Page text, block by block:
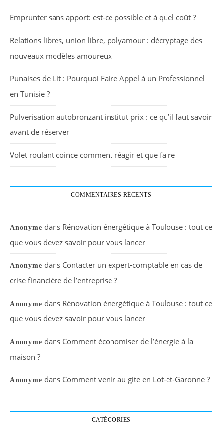
Emprunter sans apport: est-ce possible et à quel coût ?
Relations libres, union libre, polyamour : décryptage des
nouveaux modèles amoureux
Punaises de Lit : Pourquoi Faire Appel à un Professionnel
en Tunisie ?
Pulverisation autobronzant institut prix : ce qu’il faut savoir
avant de réserver
Volet roulant coince comment réagir et que faire
COMMENTAIRES RÉCENTS
Anonyme dans Rénovation énergétique à Toulouse : tout ce
que vous devez savoir pour vous lancer
Anonyme dans Contacter un expert-comptable en cas de
crise financière de l’entreprise ?
Anonyme dans Rénovation énergétique à Toulouse : tout ce
que vous devez savoir pour vous lancer
Anonyme dans Comment économiser de l’énergie à la
maison ?
Anonyme dans Comment venir au gite en Lot-et-Garonne ?
CATÉGORIES